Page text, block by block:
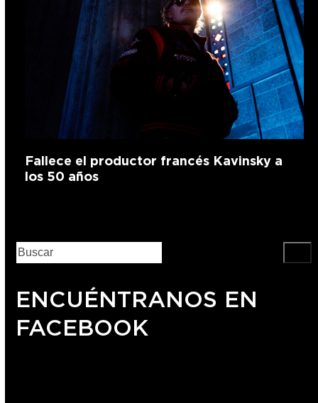
Fallece el productor francés Kavinsky a
los 50 años
ENCUÉNTRANOS EN
FACEBOOK